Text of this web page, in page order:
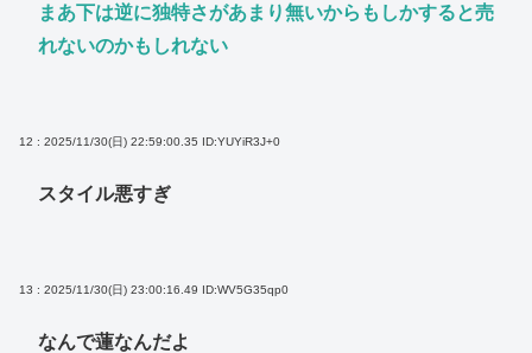
まあ下は逆に独特さがあまり無いからもしかすると売
れないのかもしれない
12 : 2025/11/30(日) 22:59:00.35 ID:YUYiR3J+0
スタイル悪すぎ
13 : 2025/11/30(日) 23:00:16.49 ID:WV5G35qp0
なんで蓮なんだよ